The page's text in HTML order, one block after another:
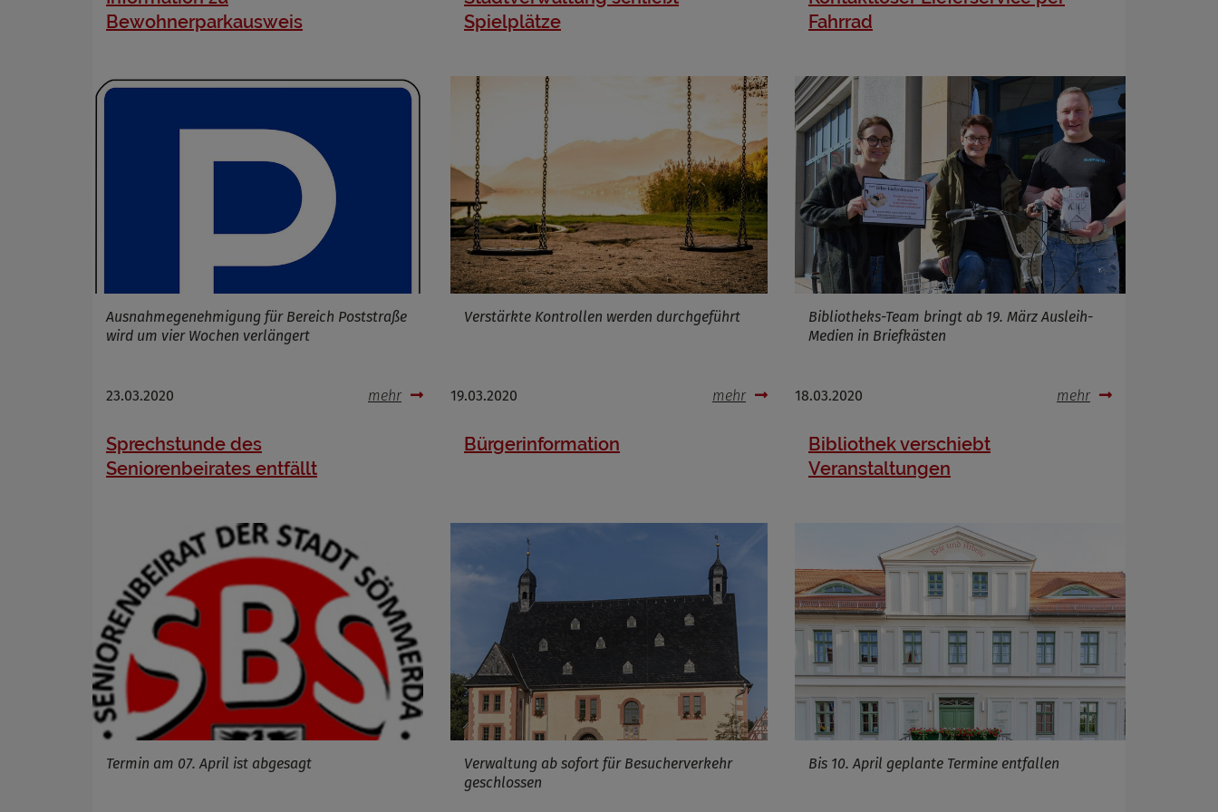
Bewohnerparkausweis
Ausnahmegenehmigung für Bereich Poststraße
wird um vier Wochen verlängert
23.03.2020 mehr
Spielplätze
Verstärkte Kontrollen werden durchgeführt
19.03.2020 mehr
Fahrrad
Bibliotheks-Team bringt ab 19. März Ausleih-
Medien in Briefkästen
18.03.2020 mehr
Sprechstunde des
Seniorenbeirates entfällt
Termin am 07. April ist abgesagt
Bürgerinformation
Verwaltung ab sofort für Besucherverkehr
geschlossen
Bibliothek verschiebt
Veranstaltungen
Bis 10. April geplante Termine entfallen
Cookie Laufzeit
Infos schließen